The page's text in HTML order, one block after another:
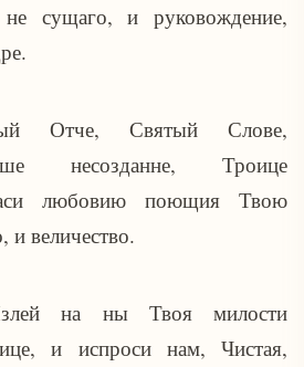
сущаго, и руковождение,
Отче, Святый Слове,
несозданне, Троице
любовию поющия Твою
и величество.
на ны Твоя милости
и испроси нам, Чистая,